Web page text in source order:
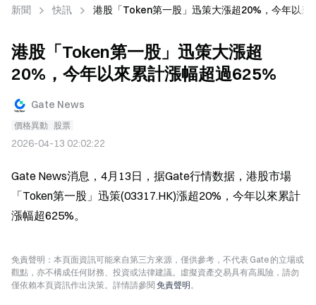
新聞 快訊 港股「Token第一股」迅策大漲超20%，今年以來
港股「Token第一股」迅策大漲超
20%，今年以來累計漲幅超過625%
Gate News
價格異動 股票
2026-04-13 02:02:22
Gate News消息，4月13日，据Gate行情数据，港股市場
「Token第一股」迅策(03317.HK)漲超20%，今年以來累計
漲幅超625%。
免責聲明：本頁面資訊可能來自第三方來源，僅供參考，不代表 Gate 的立場或
觀點，亦不構成任何財務、投資或法律建議。虛擬資產交易具有高風險，請勿
僅依賴本頁資訊作出決策。詳情請參閱 免責聲明。